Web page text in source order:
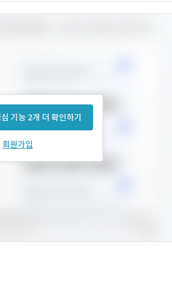
기능 2개 더 확인하기
회원가입